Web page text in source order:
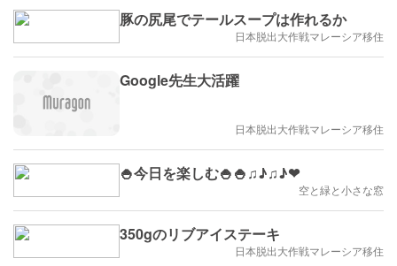
豚の尻尾でテールスープは作れるか
日本脱出大作戦マレーシア移住
Google先生大活躍
日本脱出大作戦マレーシア移住
🍚今日を楽しむ🍚🍚♫♪♫♪❤
空と緑と小さな窓
350gのリブアイステーキ
日本脱出大作戦マレーシア移住